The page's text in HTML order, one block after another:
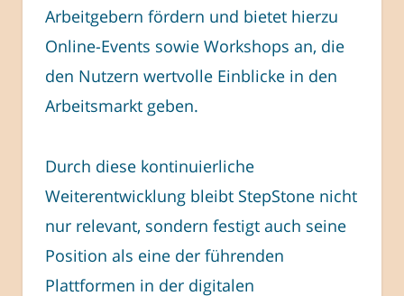
Arbeitgebern fördern und bietet hierzu
Online-Events sowie Workshops an, die
den Nutzern wertvolle Einblicke in den
Arbeitsmarkt geben.
Durch diese kontinuierliche
Weiterentwicklung bleibt StepStone nicht
nur relevant, sondern festigt auch seine
Position als eine der führenden
Plattformen in der digitalen